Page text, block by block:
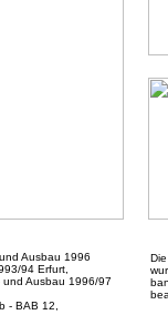
Ausbau 1996
94 Erfurt,
und Ausbau 1996/97
- BAB 12,